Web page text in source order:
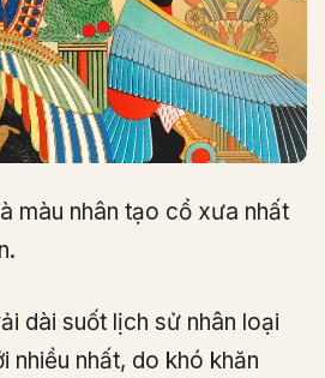
màu nhân tạo cổ xưa nhất
dài suốt lịch sử nhân loại
nhiều nhất, do khó khăn